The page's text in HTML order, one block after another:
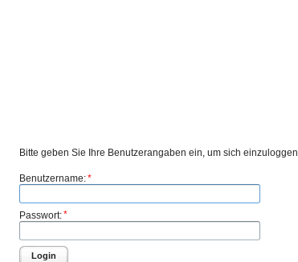
Bitte geben Sie Ihre Benutzerangaben ein, um sich einzuloggen
Benutzername:*
Passwort:*
Login